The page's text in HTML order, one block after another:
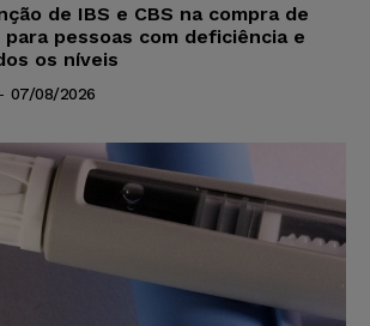
de IBS e CBS na compra de
pessoas com deficiência e
os níveis
- 07/08/2026